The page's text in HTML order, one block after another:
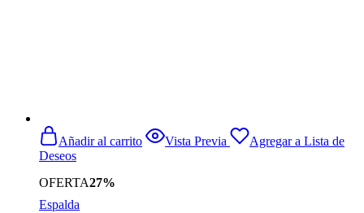
OFERTA27%
Añadir al carrito Vista Previa
Agregar a Lista de
Deseos
Espalda